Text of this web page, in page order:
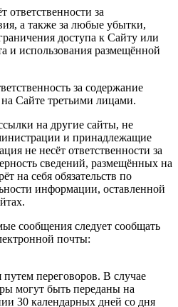
ответственности за
а также за любые убытки,
доступа к Сайту или
и использования размещённой
за содержание
Сайте третьими лицами.
на другие сайты, не
и принадлежащие
не несёт ответственности за
сведений, размещённых на
на себя обязательств по
информации, оставленной
сообщения следует сообщать
почты:
переговоров. В случае
могут быть переданы на
30 календарных дней со дня